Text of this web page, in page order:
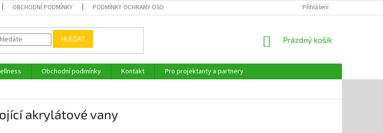
OBCHODNÍ PODMÍNKY PODMÍNKY OCHRANY OSOBNÍCH ÚDAJŮ Přihlášení
HLEDAT
NÁKUPNÍ
Prázdný košík
Obchodní podmínky Kontakt
Pro projektanty a partnery
akrylátové vany